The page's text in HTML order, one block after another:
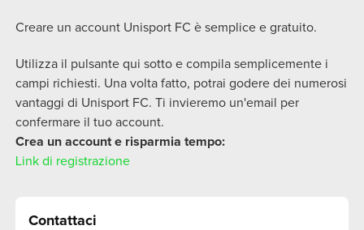
Creare un account Unisport FC è semplice e gratuito.
Utilizza il pulsante qui sotto e compila semplicemente i
campi richiesti. Una volta fatto, potrai godere dei numerosi
vantaggi di Unisport FC. Ti invieremo un'email per
confermare il tuo account.
Crea un account e risparmia tempo:
Link di registrazione
Contattaci